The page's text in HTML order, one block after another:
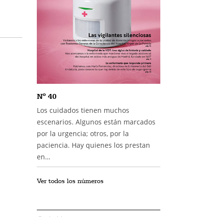
Nº 40
Los cuidados tienen muchos
escenarios. Algunos están marcados
por la urgencia; otros, por la
paciencia. Hay quienes los prestan
en…
Ver todos los números